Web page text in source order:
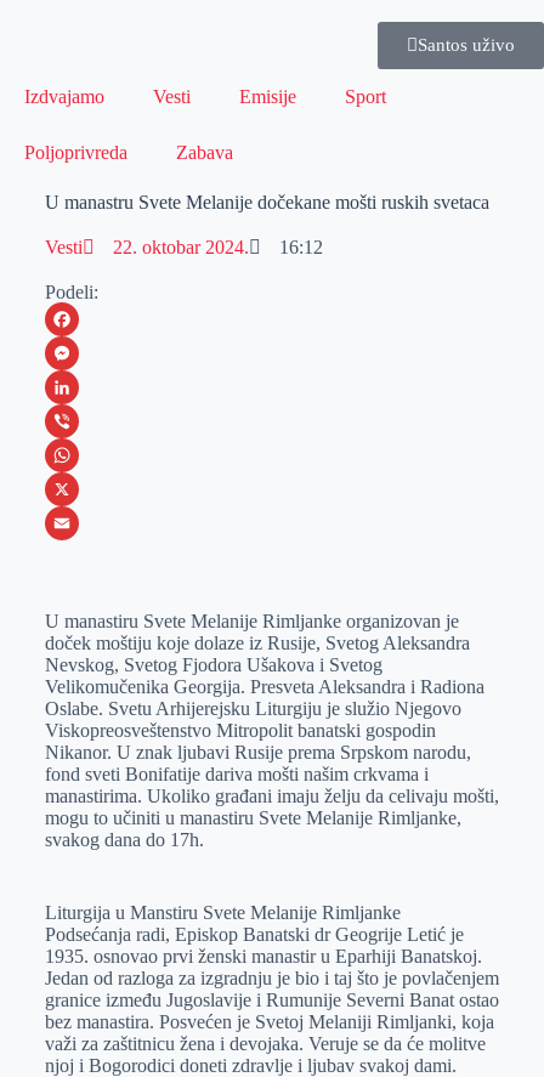
Santos uživo
Izdvajamo Vesti Emisije Sport
Poljoprivreda Zabava
U manastru Svete Melanije dočekane mošti ruskih svetaca
Vesti 22. oktobar 2024. 16:12
Podeli:
F
a
c
e
b
o
M
e
s
s
e
e
r
L
i
n
k
I
n
V
i
b
W
h
s
A
p
p
X
a
i
l
U manastiru Svete Melanije Rimljanke organizovan je
doček moštiju koje dolaze iz Rusije, Svetog Aleksandra
Nevskog, Svetog Fjodora Ušakova i Svetog
Velikomučenika Georgija. Presveta Aleksandra i Radiona
Oslabe. Svetu Arhijerejsku Liturgiju je služio Njegovo
Viskopreosveštenstvo Mitropolit banatski gospodin
Nikanor. U znak ljubavi Rusije prema Srpskom narodu,
fond sveti Bonifatije dariva mošti našim crkvama i
manastirima. Ukoliko građani imaju želju da celivaju mošti,
mogu to učiniti u manastiru Svete Melanije Rimljanke,
svakog dana do 17h.
Liturgija u Manstiru Svete Melanije Rimljanke
Podsećanja radi, Episkop Banatski dr Geogrije Letić je
1935. osnovao prvi ženski manastir u Eparhiji Banatskoj.
Jedan od razloga za izgradnju je bio i taj što je povlačenjem
granice između Jugoslavije i Rumunije Severni Banat ostao
bez manastira. Posvećen je Svetoj Melaniji Rimljanki, koja
važi za zaštitnicu žena i devojaka. Veruje se da će molitve
njoj i Bogorodici doneti zdravlje i ljubav svakoj dami.